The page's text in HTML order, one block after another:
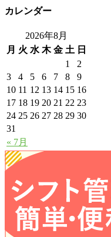
カレンダー
2026年8月
月 火 水 木 金 土 日
« 7月
1
2
3
4 5 6 7 8
9
10 11 12 13 14 15 16
17 18 19 20 21 22 23
24 25 26 27 28 29 30
31